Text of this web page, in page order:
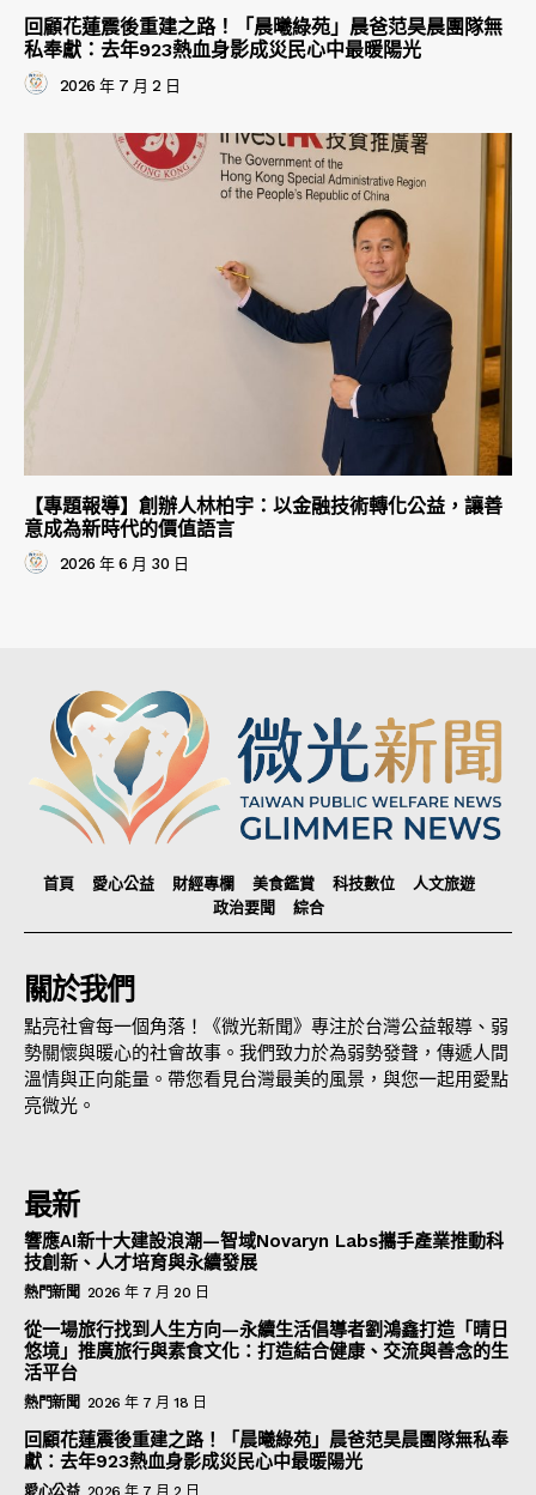
回顧花蓮震後重建之路！「晨曦綠苑」晨爸范昊晨團隊無
私奉獻：去年923熱血身影成災民心中最暖陽光
2026 年 7 月 2 日
【專題報導】創辦人林柏宇：以金融技術轉化公益，讓善
意成為新時代的價值語言
2026 年 6 月 30 日
首頁 愛心公益 財經專欄 美食鑑賞 科技數位
人文旅遊
政治要聞
綜合
關於我們
點亮社會每一個角落！《微光新聞》專注於台灣公益報導、弱
勢關懷與暖心的社會故事。我們致力於為弱勢發聲，傳遞人間
溫情與正向能量。帶您看見台灣最美的風景，與您一起用愛點
亮微光。
最新
響應AI新十大建設浪潮—智域Novaryn Labs攜手產業推動科
技創新、人才培育與永續發展
熱門新聞 2026 年 7 月 20 日
從一場旅行找到人生方向—永續生活倡導者劉鴻鑫打造「晴日
悠境」推廣旅行與素食文化：打造結合健康、交流與善念的生
活平台
熱門新聞 2026 年 7 月 18 日
回顧花蓮震後重建之路！「晨曦綠苑」晨爸范昊晨團隊無私奉
獻：去年923熱血身影成災民心中最暖陽光
愛心公益 2026 年 7 月 2 日